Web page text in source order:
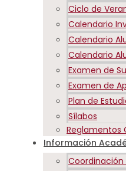
Ciclo de
Calendario
Calendario
Calendario
Examen de
Examen de
Plan de
Sílabos
Reglamentos
Información